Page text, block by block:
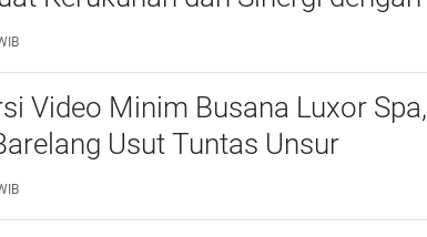
Video Minim Busana Luxor Spa,
Usut Tuntas Unsur
Hukum